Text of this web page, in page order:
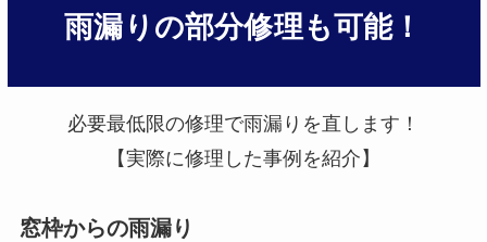
雨漏りの部分修理も可能！
必要最低限の修理で雨漏りを直します！
【実際に修理した事例を紹介】
窓枠からの雨漏り